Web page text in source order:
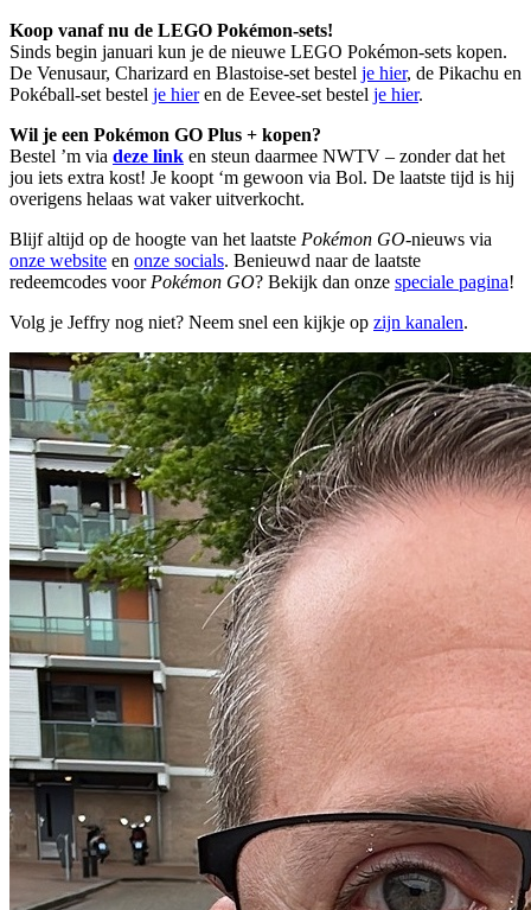
Koop vanaf nu de LEGO Pokémon-sets!
Sinds begin januari kun je de nieuwe LEGO Pokémon-sets kopen.
De Venusaur, Charizard en Blastoise-set bestel je hier, de Pikachu en
Pokéball-set bestel je hieren de Eevee-set bestel je hier.
Wil je een Pokémon GO Plus + kopen?
Bestel ’m via deze link en steun daarmee NWTV – zonder dat het
jou iets extra kost! Je koopt ‘m gewoon via Bol. De laatste tijd is hij
overigens helaas wat vaker uitverkocht.
Blijf altijd op de hoogte van het laatste Pokémon GO-nieuws via
onze website en onze socials. Benieuwd naar de laatste
redeemcodes voor Pokémon GO? Bekijk dan onze speciale pagina!
Volg je Jeffry nog niet? Neem snel een kijkje op zijn kanalen.